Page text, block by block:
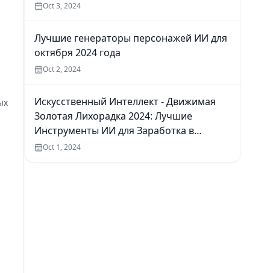
Oct 3, 2024
Лучшие генераторы персонажей ИИ для
октября 2024 года
Oct 2, 2024
Искусственный Интеллект - Движимая
Золотая Лихорадка 2024: Лучшие
Инструменты ИИ для Заработка в
Интернете
Oct 1, 2024